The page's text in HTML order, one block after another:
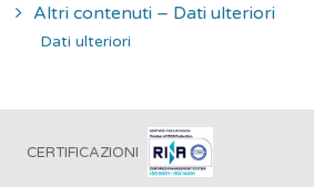
Altri contenuti – Dati ulteriori
Dati ulteriori
CERTIFICAZIONI